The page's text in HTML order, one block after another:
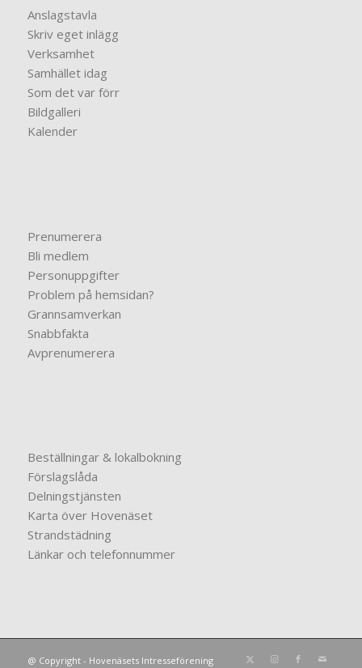
Anslagstavla
Skriv eget inlägg
Verksamhet
Samhället idag
Som det var förr
Bildgalleri
Kalender
Prenumerera
Bli medlem
Personuppgifter
Problem på hemsidan?
Grannsamverkan
Snabbfakta
Avprenumerera
Beställningar & lokalbokning
Förslagslåda
Delningstjänsten
Karta över Hovenäset
Strandstädning
Länkar och telefonnummer
@ Copyright - Hovenäsets Intresseförening